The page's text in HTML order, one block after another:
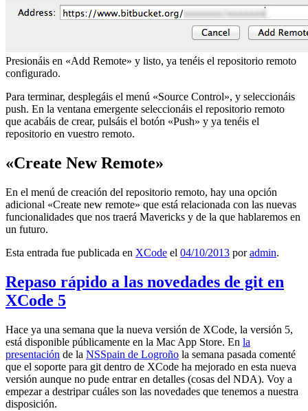
Presionáis en «Add Remote» y listo, ya tenéis el repositorio remoto
configurado.
Para terminar, desplegáis el menú «Source Control», y seleccionáis
push. En la ventana emergente seleccionáis el repositorio remoto
que acabáis de crear, pulsáis el botón «Push» y ya tenéis el
repositorio en vuestro remoto.
«Create New Remote»
En el menú de creación del repositorio remoto, hay una opción
adicional «Create new remote» que está relacionada con las nuevas
funcionalidades que nos traerá Mavericks y de la que hablaremos en
un futuro.
Esta entrada fue publicada en XCode el 04/10/2013 poradmin.
Repaso rápido a las novedades de git en
XCode 5
Hace ya una semana que la nueva versión de XCode, la versión 5,
está disponible públicamente en la Mac App Store. En la
presentación de la NSSpain de Logroño la semana pasada comenté
que el soporte para git dentro de XCode ha mejorado en esta nueva
versión aunque no pude entrar en detalles (cosas del NDA). Voy a
empezar a destripar cuáles son las novedades que tenemos a nuestra
disposición.